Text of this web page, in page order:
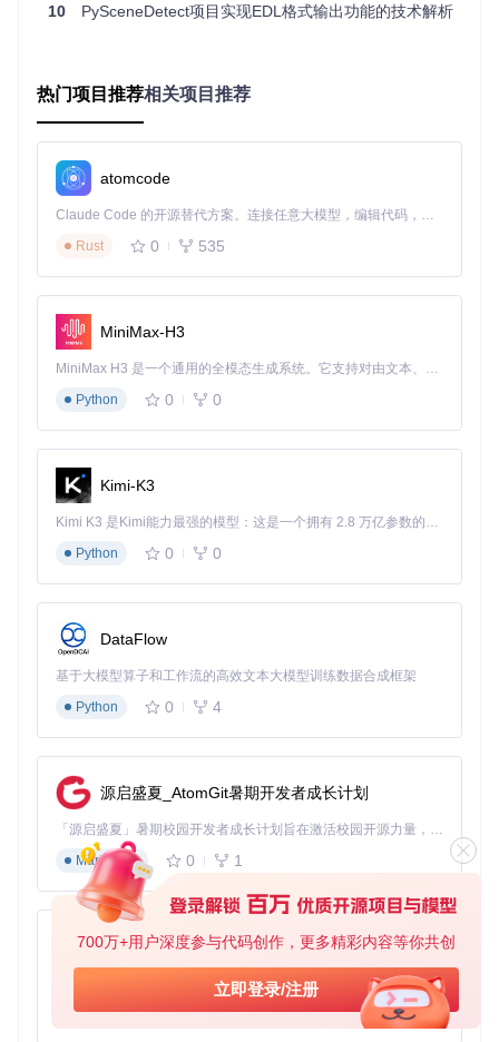
700万+用户深度参与代码创作，更多精彩内容等你共创
立即登录/注册
三、技术解析：2种核心算法原理解析
该算法通过比较连续帧之间的像素差异来判断场景是否发生变
化。当帧间差异超过设定的阈值时，即认为出现了场景转换。
这种方法计算简单，速度较快，适用于一些场景变化明显的视
频。
内容感知算法
色、纹理等特征来判断场景变化。它能够更好地处理一些复杂
的场景转换，如渐变、遮挡等情况，但计算量相对较大。
四、扩展应用：2大高级功能应用
自定义检测参数
用户可以根据不同类型的视频，自定义检测参数，如调整阈
值、设置最小场景长度等，以获得更符合需求的检测结果。
集成到视频处理流程
PySceneDetect可以作为一个组件集成到更复杂的视频处理流
程中，与其他视频编辑工具配合使用，实现自动化的视频处理
参数调优建议
阈值设置：根据视频的特点调整阈值，对于场景变化明显的
视频可以适当提高阈值，减少误检；对于场景变化较平缓的
硬件加速方案
利用GPU加速视频处理，通过OpenCV等库的GPU支持，提高
场景检测的速度，尤其适用于处理大型视频文件。
六、附录
官方API速查表
功能描述
进行场景检测
10 PySceneDetect项目实现EDL格式输出功能的技术解析
热门项目推荐相关项目推荐
atomcode
Claude Code 的开源替代方案。连接任意大模型，编辑代码，运行命令，自动验证 — 全自动执行。用 Rust 构建，极致性能。 ｜ An open-source alternative to Claude Code. Connect any LLM, edit code, run commands, and verify changes — autonomously. Built in Rust for speed. Get Started
Rust
0 535
MiniMax-H3
MiniMax H3 是一个通用的全模态生成系统。它支持对由文本、图像、视频和音频组成的多模态上下文进行统一理解，并能生成分辨率高达 2K、时长可达 15 秒的带原生立体声音频的视频。得益于面向任务泛化的系统设计，H3 在预训练阶段就已具备广泛的多模态上下文理解与生成能力，能够出色地执行复杂的多模态指令。
Python
0 0
Kimi-K3
Kimi K3 是Kimi能力最强的模型：这是一个拥有 2.8 万亿参数的混合专家（MoE）模型，具备原生视觉理解能力，并支持 100 万 token 的上下文窗口。
Python
0 0
DataFlow
基于大模型算子和工作流的高效文本大模型训练数据合成框架
Python
0 4
源启盛夏_AtomGit暑期开发者成长计划
「源启盛夏」暑期校园开发者成长计划旨在激活校园开源力量，通过积分激励、认证扶持、资源倾斜等形式，引导高校组织和开发者完成「入驻 — 建项目 — 做贡献 — 获认证 — 得资源」的完整闭环。无论你是想带领社团入驻平台的组织者，还是希望用代码贡献证明自己的开发者，都能在这里找到属于你的成长路径。
Markdown
0 1
py-xiaozhi
基于Python的Xiaozhi AI，适用于想要完整Xiaozhi体验而无需拥有专用硬件的用户。
Python
0 1